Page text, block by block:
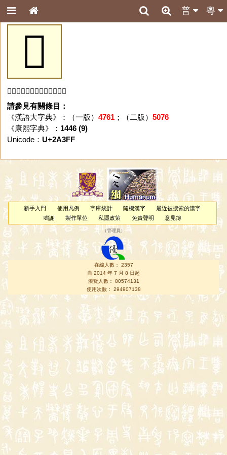
粵
普
𪏿
「𪏿」字未收錄於本資料庫。
請參見有關條目：
《漢語大字典》：（一版） 4761；（二版） 5076
《康熙字典》： 1446 (9)
Unicode： U+2A3FF
新手入門 使用凡例 字庫統計 隨機漢字
最近被搜索的漢字
鳴謝
製作單位 私隱政策 免責聲明 意見簿
（管理員 ）
在線人數： 2357
自 2014 年 7 月 8 日起
瀏覽人數： 80574131
使用次數： 294907138